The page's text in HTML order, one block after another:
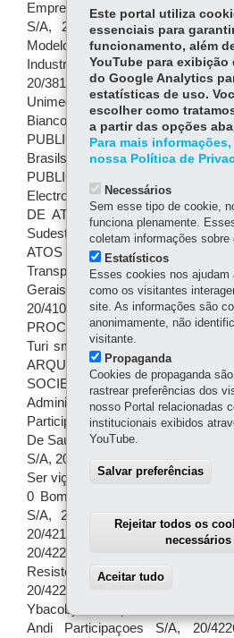
Este portal utiliza
essenciais para
funcionamento, além
YouTube para exibição
do Google Analytics
estatísticas de uso.
escolher como
a partir das opções
Para mais
nossa Política de
Necessários
Sem esse tipo de cookie,
funciona plenamente.
coletam informações sobre
Estatísticos
Esses cookies nos ajudam
como os visitantes
site. As informações são
anonimamente, não
visitante.
Propaganda
Cookies de propaganda
rastrear preferências dos
nosso Portal relacionadas
institucionais exibidos
YouTube.
Salvar preferências
Rejeitar todos os
necessários
Aceitar tudo